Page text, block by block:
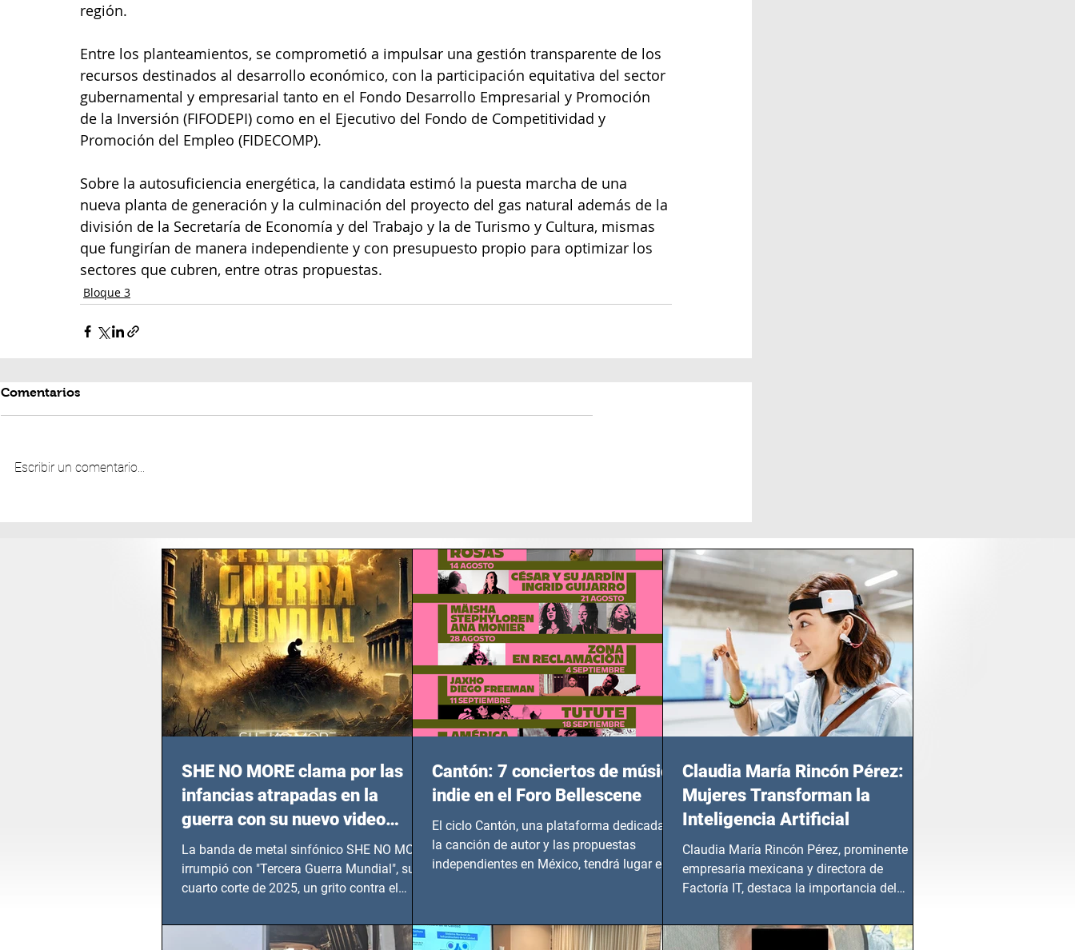
región.
Entre los planteamientos, se comprometió a impulsar una gestión transparente de los
recursos destinados al desarrollo económico, con la participación equitativa del sector
gubernamental y empresarial tanto en el Fondo Desarrollo Empresarial y Promoción
de la Inversión (FIFODEPI) como en el Ejecutivo del Fondo de Competitividad y
Promoción del Empleo (FIDECOMP).
Sobre la autosuficiencia energética, la candidata estimó la puesta marcha de una
nueva planta de generación y la culminación del proyecto del gas natural además de la
división de la Secretaría de Economía y del Trabajo y la de Turismo y Cultura, mismas
que fungirían de manera independiente y con presupuesto propio para optimizar los
sectores que cubren, entre otras propuestas.
Bloque 3
Comentarios
Escribir un comentario...
SHE NO MORE clama por las
infancias atrapadas en la
guerra con su nuevo video
TERCERA GUERRA MUNDIAL
La banda de metal sinfónico SHE NO MORE
irrumpió con "Tercera Guerra Mundial", su
cuarto corte de 2025, un grito contra el
en epicentros bélicos.
Cantón: 7 conciertos de música
indie en el Foro Bellescene
El ciclo Cantón, una plataforma dedicada a
la canción de autor y las propuestas
independientes en México, tendrá lugar en el
del 14 de agosto al 25 de septiembre, a las
20:00 horas.
Claudia María Rincón Pérez:
Mujeres Transforman la
Inteligencia Artificial
Claudia María Rincón Pérez, prominente
empresaria mexicana y directora de
Factoría IT, destaca la importancia del